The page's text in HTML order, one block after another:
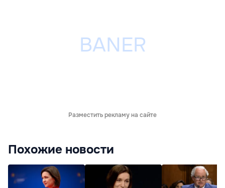
Разместить рекламу на сайте
Похожие новости